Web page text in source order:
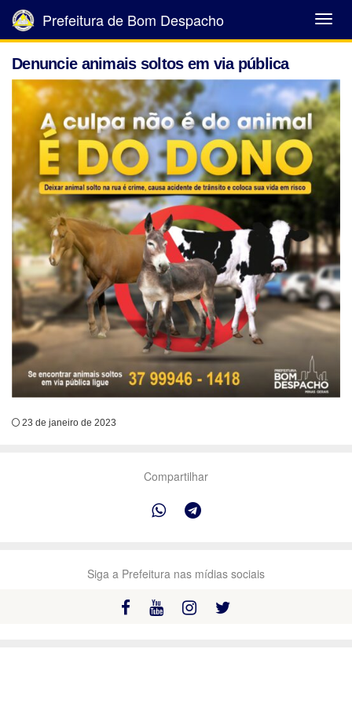
Abrir
Menu
Prefeitura de Bom Despacho
Denuncie animais soltos em via pública
23 de janeiro de 2023
Compartilhar
Siga a Prefeitura nas mídias sociais